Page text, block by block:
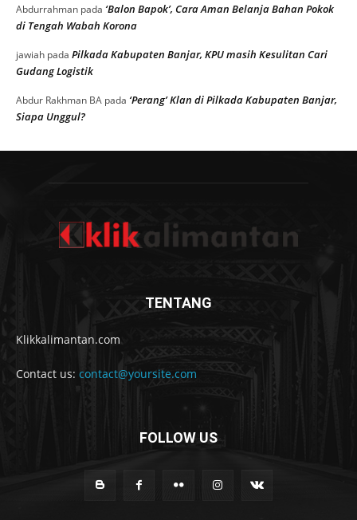
Abdurrahman pada ‘Balon Bapok’, Cara Aman Belanja Bahan Pokok
di Tengah Wabah Korona
jawiah pada Pilkada Kabupaten Banjar, KPU masih Kesulitan Cari
Gudang Logistik
Abdur Rakhman BA pada ‘Perang’ Klan di Pilkada Kabupaten Banjar,
Siapa Unggul?
TENTANG
Klikkalimantan.com
Contact us: contact@yoursite.com
FOLLOW US